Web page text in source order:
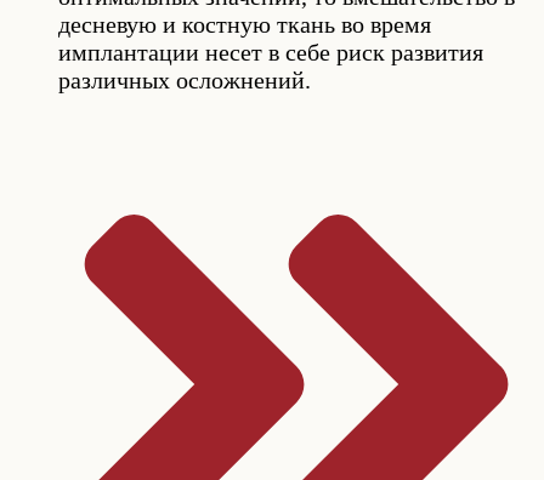
десневую и костную ткань во время
имплантации несет в себе риск развития
различных осложнений.